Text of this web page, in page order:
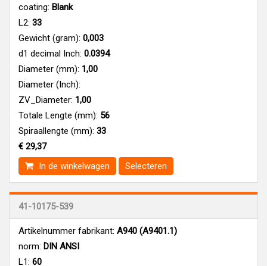
coating: Blank
L2: 33
Gewicht (gram): 0,003
d1 decimal Inch: 0.0394
Diameter (mm): 1,00
Diameter (Inch):
ZV_Diameter: 1,00
Totale Lengte (mm): 56
Spiraallengte (mm): 33
€ 29,37
In de winkelwagen
Selecteren
41-10175-539
Artikelnummer fabrikant: A940 (A9401.1)
norm: DIN ANSI
L1: 60